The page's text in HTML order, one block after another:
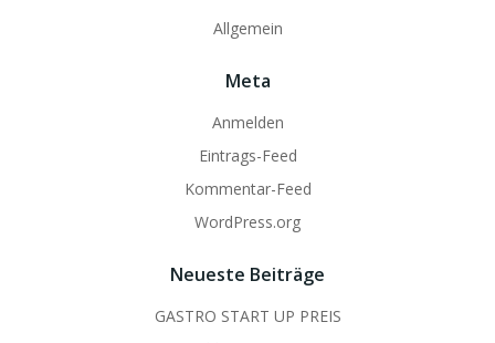
Allgemein
Meta
Anmelden
Eintrags-Feed
Kommentar-Feed
WordPress.org
Neueste Beiträge
GASTRO START UP PREIS